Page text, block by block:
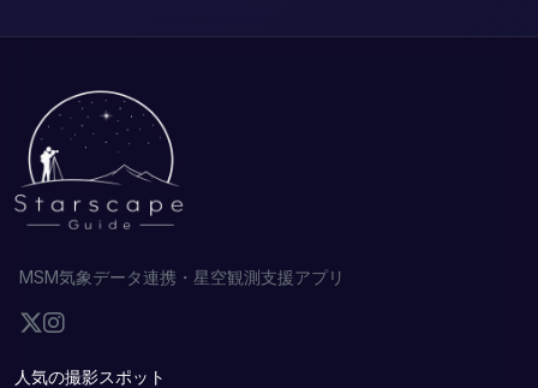
MSM気象データ連携・星空観測支援アプリ
人気の撮影スポット